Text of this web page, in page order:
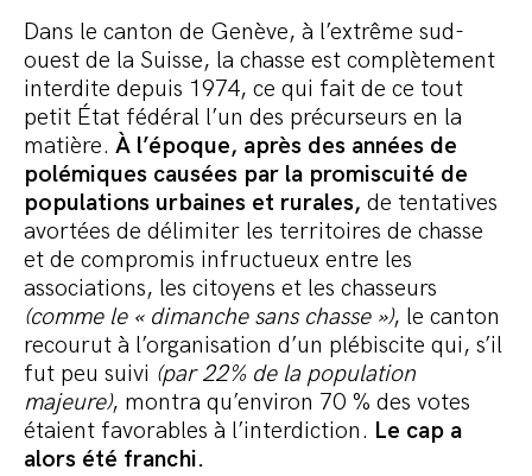
Dans le canton de Genève, à l’extrême sud-
ouest de la Suisse, la chasse est complètement
interdite depuis 1974, ce qui fait de ce tout
petit État fédéral l’un des précurseurs en la
matière. À l’époque, après des années de
polémiques causées par la promiscuité de
populations urbaines et rurales, de tentatives
avortées de délimiter les territoires de chasse
et de compromis infructueux entre les
associations, les citoyens et les chasseurs
(comme le « dimanche sans chasse »), le canton
recourut à l’organisation d’un plébiscite qui, s’il
fut peu suivi (par 22% de la population
majeure), montra qu’environ 70 % des votes
étaient favorables à l’interdiction. Le cap a
alors été franchi.